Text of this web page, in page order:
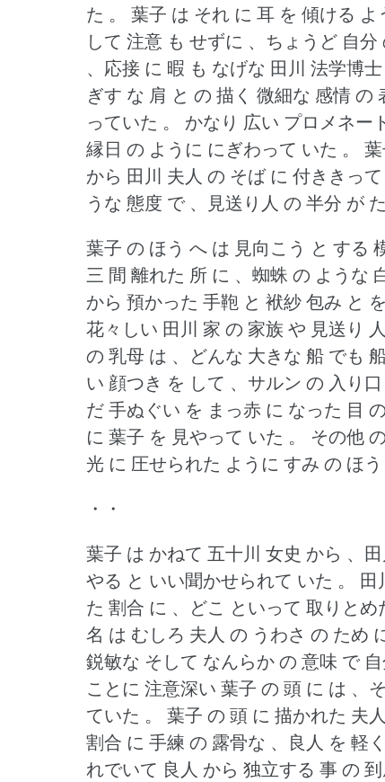
た 。
葉子 は それ に 耳 を 傾ける
して 注意 も せずに 、ちょうど 自
、応接 に 暇 も なげな 田川 法学博
ぎす な 肩 と の 描く 微細な 感情
っていた 。
かなり 広い プロメネー
縁日 の ように にぎわって いた 。
から 田川 夫人 の そば に 付ききっ
うな 態度 で 、見送り人 の 半分 が
葉子 の ほう へ は 見向こう と する
三 間 離れた 所 に 、蜘蛛 の ような
から 預かった 手鞄 と 袱紗 包み と
花々しい 田川 家 の 家族 や 見送り
の 乳母 は 、どんな 大きな 船 でも
い 顔つき を して 、サルン の 入り
だ 手ぬぐい を まっ赤 に なった 目
に 葉子 を 見やって いた 。
その他
光 に 圧せられた ように すみ の ほう
・・
葉子 は かねて 五十川 女史 から 、
やる と いい聞かせられて いた 。
田
た 割合 に 、どこ といって 取りと
名 は むしろ 夫人 の うわさ の ため
鋭敏な そして なんらか の 意味 で
ことに 注意深い 葉子 の 頭 に は 、
ていた 。
葉子 の 頭 に 描かれた 夫
割合 に 手練 の 露骨な 、良人 を 軽
れでいて 良人 から 独立する 事 の